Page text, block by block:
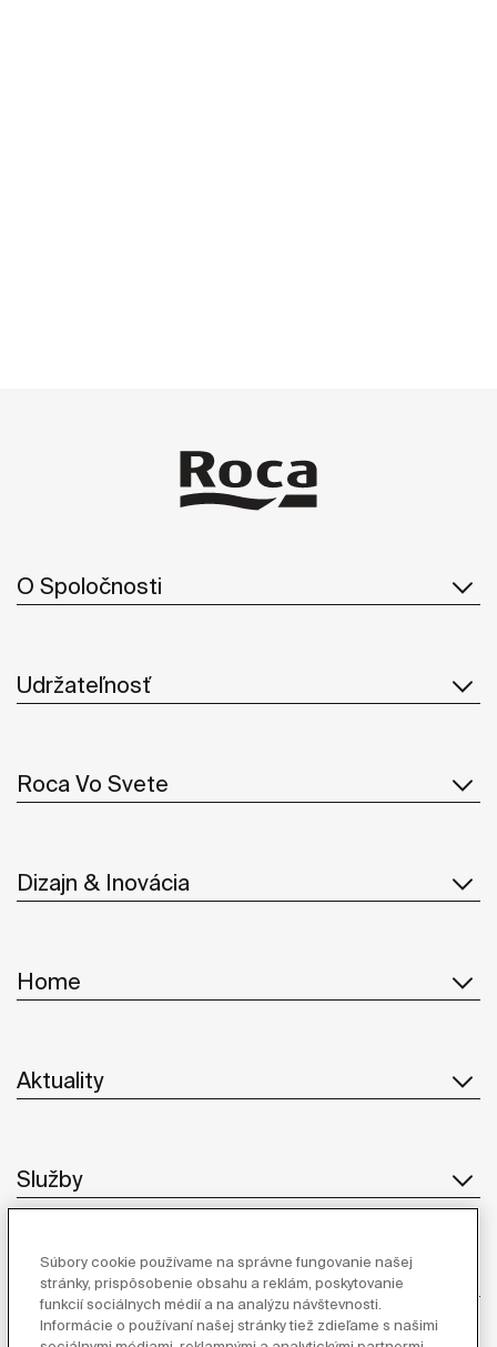
O Spoločnosti
Udržateľnosť
Roca Vo Svete
Dizajn & Inovácia
Home
Aktuality
Služby
Dodávatelia
Sledujte nás
Súbory cookie používame na správne fungovanie našej
stránky, prispôsobenie obsahu a reklám, poskytovanie
funkcií sociálnych médií a na analýzu návštevnosti.
Informácie o používaní našej stránky tiež zdieľame s našimi